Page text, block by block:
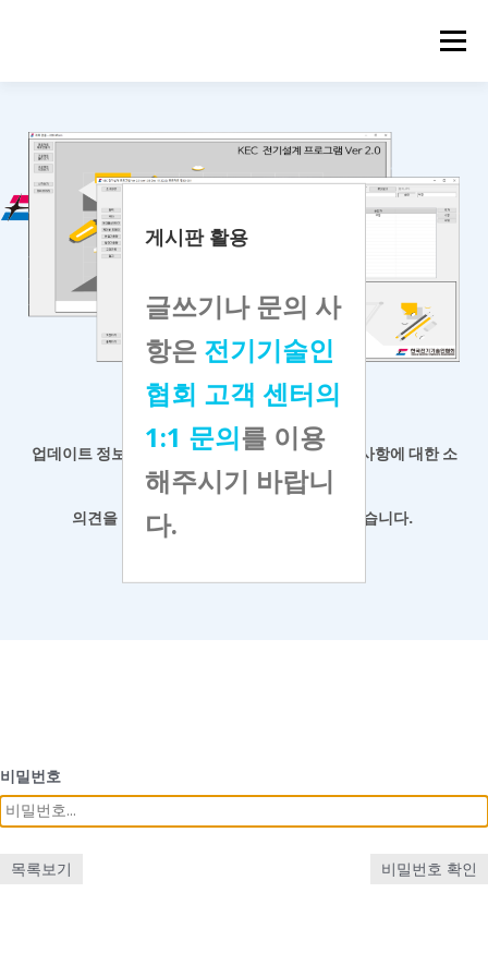
메뉴
게시판 활용
글쓰기나 문의 사
항은 전기기술인
협회 고객 센터의
1:1 문의를 이용
해주시기 바랍니
다.
KEC 전기설계 프로그램
업데이트 정보 등 공지사항 확인과프로그램 개선 사항에 대한 소
통 게시판입니다.
의견을 남겨주시면 최대한 반영하도록 하겠습니다.
비밀번호
목록보기 비밀번호 확인